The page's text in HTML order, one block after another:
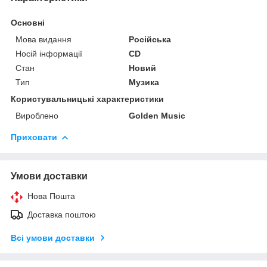
Основні
Мова видання
Російська
Носій інформації
CD
Стан
Новий
Тип
Музика
Користувальницькі характеристики
Вироблено
Golden Music
Приховати
Умови доставки
Нова Пошта
Доставка поштою
Всі умови доставки